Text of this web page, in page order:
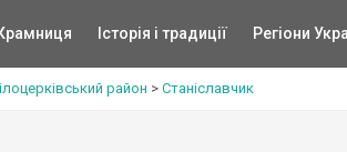
Історія і традиції Регіони
район > Станіславчик